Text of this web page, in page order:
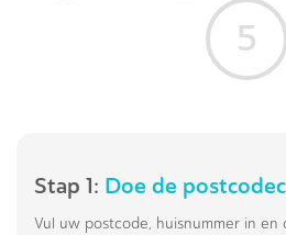
5
Stap 1: Doe de
Vul uw postcode, huisnummer in en